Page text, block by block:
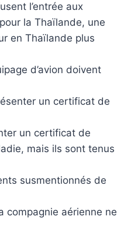
l’entrée aux
la Thaïlande, une
en Thaïlande plus
d’avion doivent
un certificat de
un certificat de
mais ils sont tenus
susmentionnés de
compagnie aérienne ne